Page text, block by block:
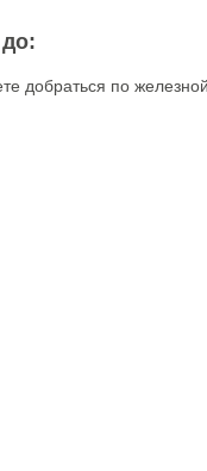
добраться по